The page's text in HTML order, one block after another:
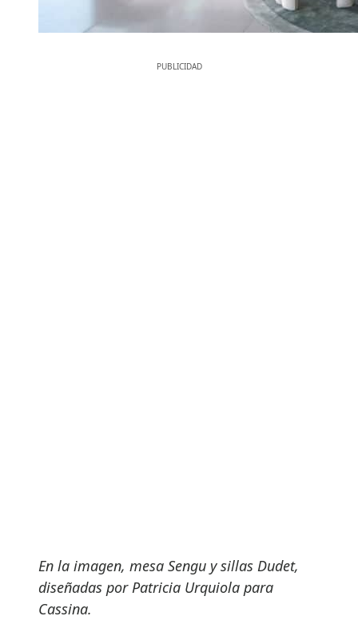
En la imagen, mesa Sengu y sillas Dudet,
diseñadas por Patricia Urquiola para
Cassina.